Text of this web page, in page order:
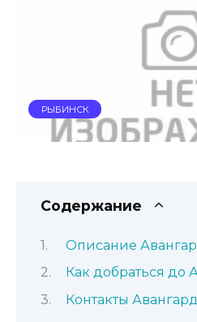
РЫБИНСК
Содержание
Описание
Как добраться до
Контакты Авангард